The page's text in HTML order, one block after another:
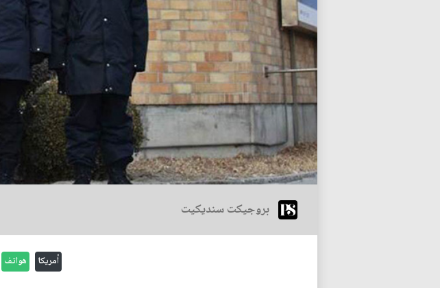
بروجيكت سنديكيت
أمريكا هواتف